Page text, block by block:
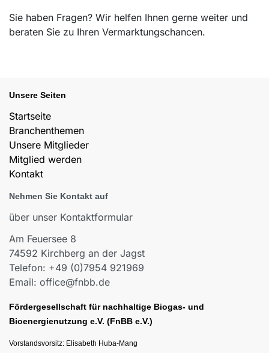
Sie haben Fragen? Wir helfen Ihnen gerne weiter und
beraten Sie zu Ihren Vermarktungschancen.
Unsere Seiten
Startseite
Branchenthemen
Unsere Mitglieder
Mitglied werden
Kontakt
Nehmen Sie Kontakt auf
über unser Kontaktformular
Am Feuersee 8
74592 Kirchberg an der Jagst
Telefon: +49 (0)7954 921969
Email: office@fnbb.de
Fördergesellschaft für nachhaltige Biogas- und
Bioenergienutzung e.V. (FnBB e.V.)
Vorstandsvorsitz: Elisabeth Huba-Mang